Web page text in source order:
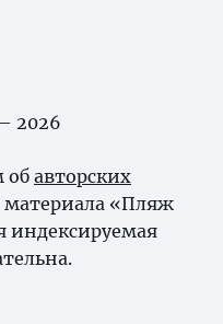
2026
об авторских
«Пляж
индексируемая